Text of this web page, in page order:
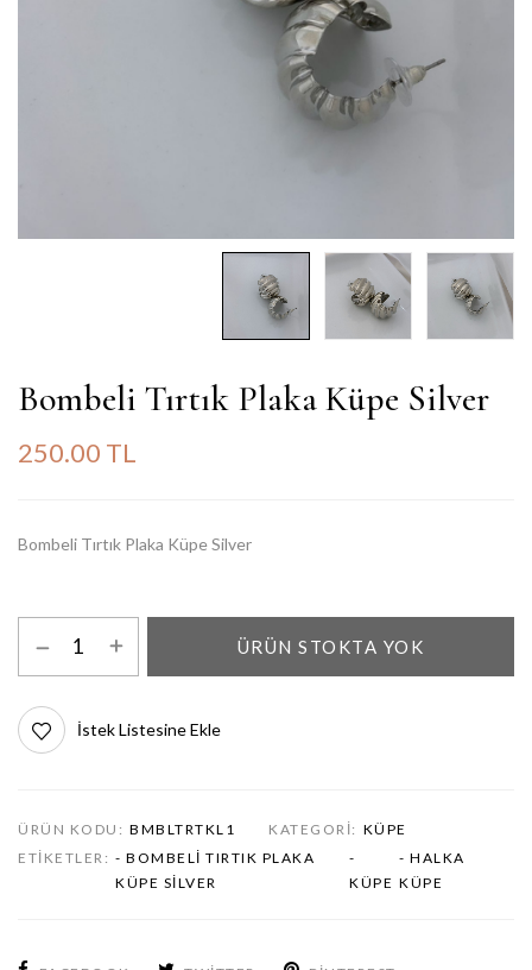
Bombeli Tırtık Plaka Küpe Silver
250.00 TL
Bombeli Tırtık Plaka Küpe Silver
ÜRÜN STOKTA YOK
İstek Listesine Ekle
ÜRÜN KODU: BMBLTRTKL1 KATEGORI: KÜPE
ETIKETLER: - BOMBELI TIRTIK PLAKA
KÜPE SILVER
-
KÜPE
- HALKA
KÜPE